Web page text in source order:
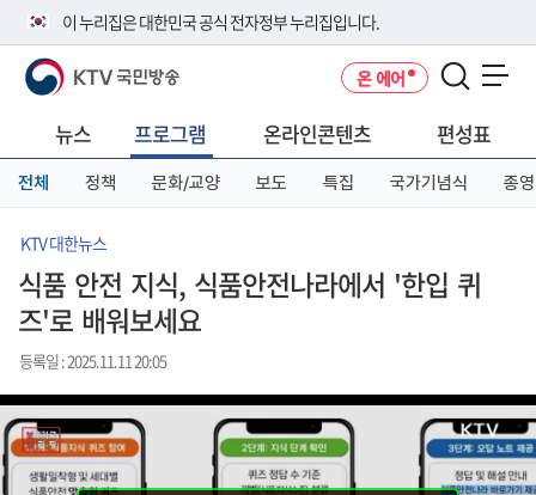
이 누리집은 대한민국 공식 전자정부 누리집입니다.
공식 누리집 주소 확인하기
니다.
이밖에 or.kr 또는 .kr등 다른 도메인 주소를 사용하고 있다면 아래 URL에
서 도메인 주소를 확인해 보세요
KTV 국민방송 온 에어
뉴스 프로그램 온라인콘텐츠 편성표
전체 정책 문화/교양 보도 특집 국가기념식 종영
KTV 대한뉴스
식품 안전 지식, 식품안전나라에서 '한입 퀴
즈'로 배워보세요
등록일 : 2025.11.11 20:05